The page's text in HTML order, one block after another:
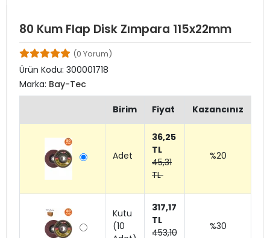
80 Kum Flap Disk Zımpara 115x22mm
(0 Yorum)
Ürün Kodu: 300001718
Marka: Bay-Tec
Birim Fiyat Kazancınız
Adet
36,25
TL
45,31
TL
%20
Kutu
(10
317,17
TL
453,10
%30